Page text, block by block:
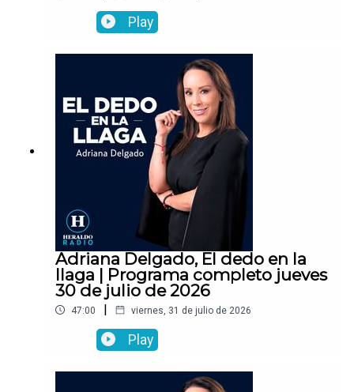
Play
Adriana Delgado, El dedo en la
llaga | Programa completo jueves
30 de julio de 2026
47:00 | viernes, 31 de julio de 2026
Play